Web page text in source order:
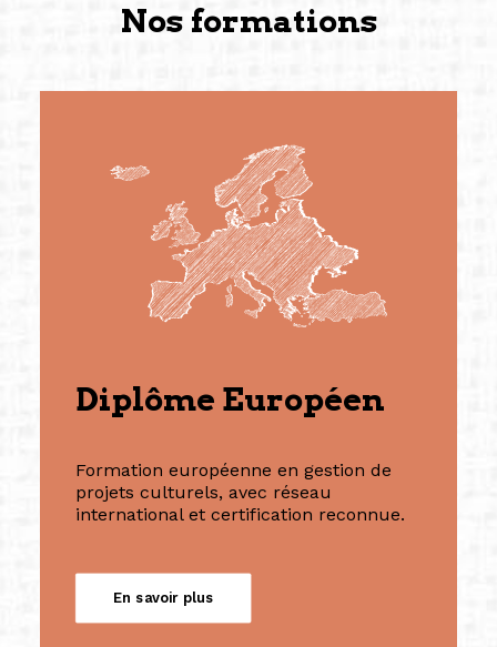
— Vanini Belarmino (Singapore /Germany)
autrice. Elle est la fondatrice et directrice
créée à Berlin en 2008 et à Singapour en 2011.
(Photography: Geric Cruz)
Nos formations
Diplôme Européen
Formation européenne en gestion de
projets culturels, avec réseau
international et certification reconnue.
En savoir plus